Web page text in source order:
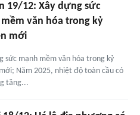
19/12: Xây dựng sức
văn hóa trong kỷ
mới
sức mạnh mềm văn hóa trong kỷ
Năm 2025, nhiệt độ toàn cầu có
tăng...